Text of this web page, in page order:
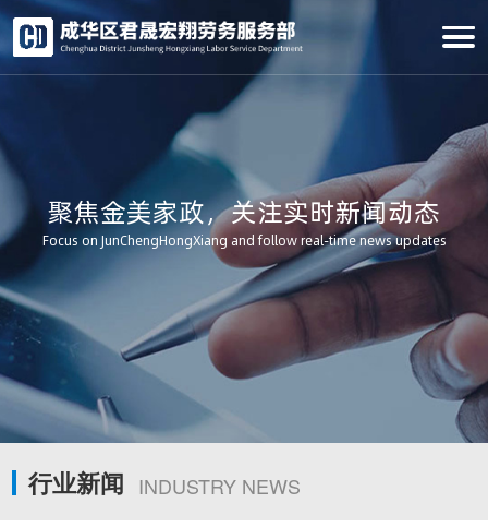
聚焦金美家政，关注实时新闻动态
Focus on JunChengHongXiang and follow real-time news updates
行业新闻 INDUSTRY NEWS